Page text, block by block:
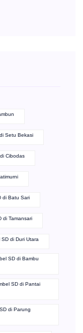
Setu Bekasi
Cibodas
di Batu Sari
di Tamansari
di Duri Utara
SD di Bambu
SD di Pantai
di Parung